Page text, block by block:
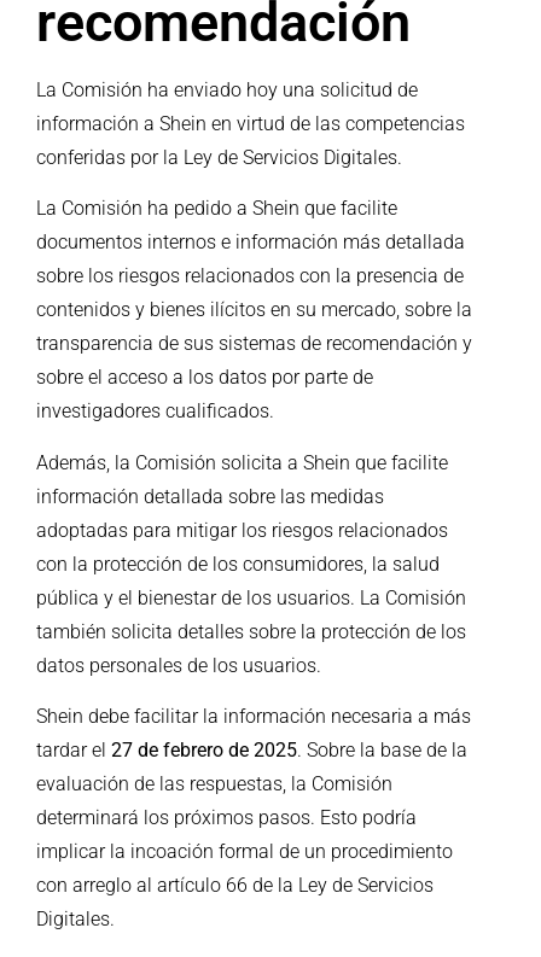
recomendación
La Comisión ha enviado hoy una solicitud de
información a Shein en virtud de las competencias
conferidas por la Ley de Servicios Digitales.
La Comisión ha pedido a Shein que facilite
documentos internos e información más detallada
sobre los riesgos relacionados con la presencia de
contenidos y bienes ilícitos en su mercado, sobre la
transparencia de sus sistemas de recomendación y
sobre el acceso a los datos por parte de
investigadores cualificados.
Además, la Comisión solicita a Shein que facilite
información detallada sobre las medidas
adoptadas para mitigar los riesgos relacionados
con la protección de los consumidores, la salud
pública y el bienestar de los usuarios. La Comisión
también solicita detalles sobre la protección de los
datos personales de los usuarios.
Shein debe facilitar la información necesaria a más
tardar el 27 de febrero de 2025. Sobre la base de la
evaluación de las respuestas, la Comisión
determinará los próximos pasos. Esto podría
implicar la incoación formal de un procedimiento
con arreglo al artículo 66 de la Ley de Servicios
Digitales.